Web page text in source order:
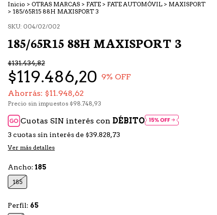
Inicio > OTRAS MARCAS > FATE > FATE AUTOMÓVIL > MAXISPORT
> 185/65R15 88H MAXISPORT 3
SKU: 004/02/002
185/65R15 88H MAXISPORT 3
$131.434,82
$119.486,20 9% OFF
Ahorrás: $11.948,62
Precio sin impuestos $98.748,93
Cuotas SIN interés con DÉBITO
3 cuotas sin interés de $39.828,73
Ver más detalles
Ancho: 185
185
Perfil: 65